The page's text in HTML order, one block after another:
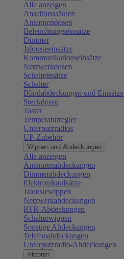
Alle anzeigen
Anschlusssäulen
Antennendosen
Beleuchtungseinsätze
Dimmer
Jalousieeinsätze
Kommunikationseinsätze
Netzwerkdosen
Schalteinsätze
Schalter
Blindabdeckungen und Einsätze
Steckdosen
Taster
Temperaturregler
Unterputzradios
UP-Zubehör
Wippen und Abdeckungen
Alle anzeigen
Antennenabdeckungen
Dimmerabdeckungen
Elektronikaufsätze
Jalousiewippen
Netzwerkabdeckungen
RTR-Abdeckungen
Schalterwippen
Sonstige Abdeckungen
Telefonabdeckungen
Unterputzradio-Abdeckungen
Aktoren